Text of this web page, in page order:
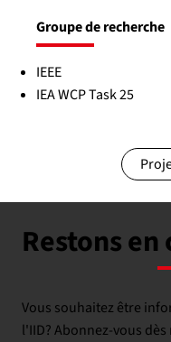
Groupe de recherche
IEEE
IEA WCP Task 25
Restons
Vous souhaitez être
l'IID? Abonnez-vous